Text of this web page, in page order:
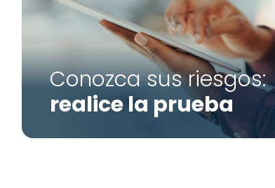
Conozca sus riesgos:
realice la prueba